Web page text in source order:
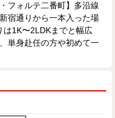
フォルテ二番町】多沿線
宿通りから一本入った場
は1K〜2LDKまでと幅広
単身赴任の方や初めて一